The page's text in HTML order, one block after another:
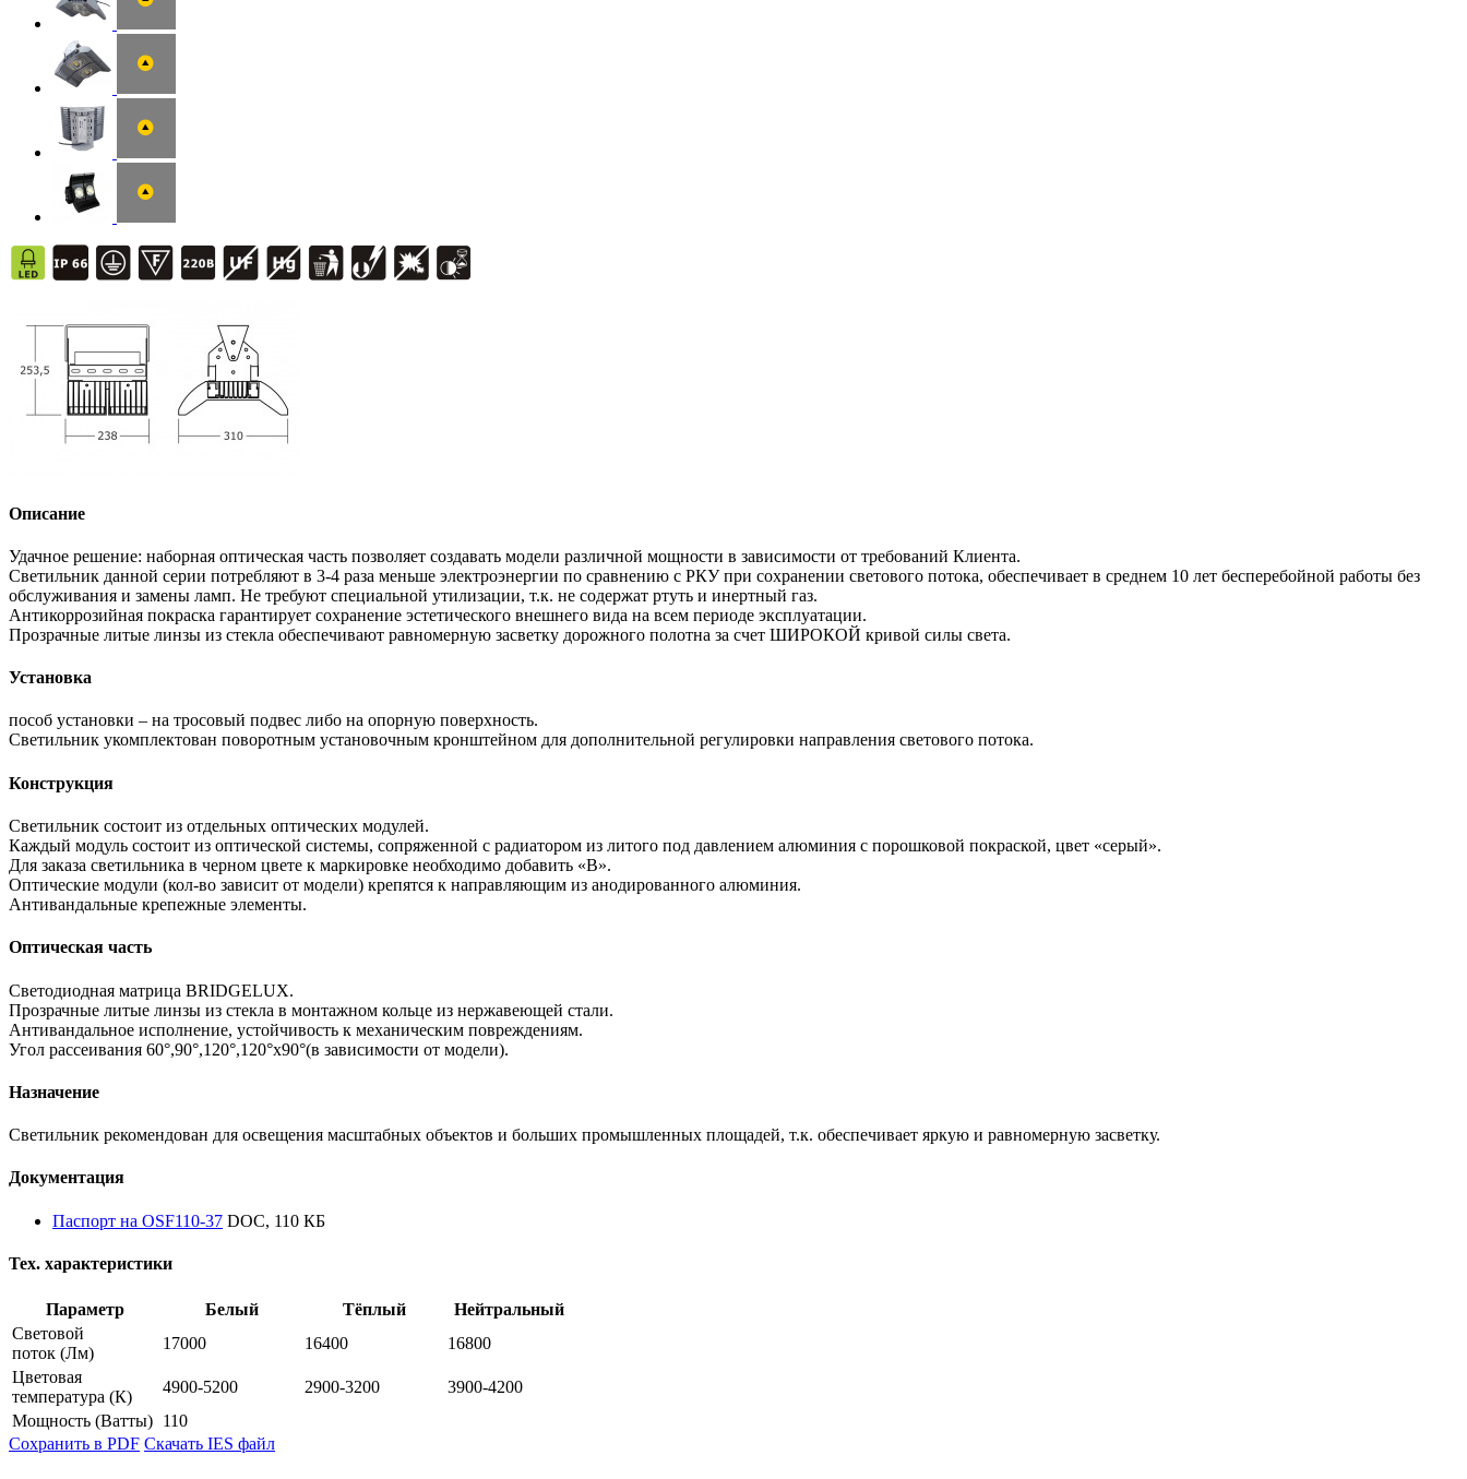
Описание
Удачное решение: наборная оптическая часть позволяет создавать модели различной мощности в зависимости от требований Клиента.
Светильник данной серии потребляют в 3-4 раза меньше электроэнергии по сравнению с РКУ при сохранении светового потока, обеспечивает в среднем 10 лет бесперебойной работы без
обслуживания и замены ламп. Не требуют специальной утилизации, т.к. не содержат ртуть и инертный газ.
Антикоррозийная покраска гарантирует сохранение эстетического внешнего вида на всем периоде эксплуатации.
Прозрачные литые линзы из стекла обеспечивают равномерную засветку дорожного полотна за счет ШИРОКОЙ кривой силы света.
Установка
пособ установки – на тросовый подвес либо на опорную поверхность.
Светильник укомплектован поворотным установочным кронштейном для дополнительной регулировки направления светового потока.
Конструкция
Светильник состоит из отдельных оптических модулей.
Каждый модуль состоит из оптической системы, сопряженной с радиатором из литого под давлением алюминия с порошковой покраской, цвет «серый».
Для заказа светильника в черном цвете к маркировке необходимо добавить «В».
Оптические модули (кол-во зависит от модели) крепятся к направляющим из анодированного алюминия.
Антивандальные крепежные элементы.
Оптическая часть
Светодиодная матрица BRIDGELUX.
Прозрачные литые линзы из стекла в монтажном кольце из нержавеющей стали.
Антивандальное исполнение, устойчивость к механическим повреждениям.
Угол рассеивания 60°,90°,120°,120°х90°(в зависимости от модели).
Назначение
Светильник рекомендован для освещения масштабных объектов и больших промышленных площадей, т.к. обеспечивает яркую и равномерную засветку.
Документация
Паспорт на OSF110-37 DOC, 110 КБ
Тех. характеристики
Параметр Белый Тёплый
Нейтральный
Световой
поток (Лм)
17000 16400
16800
Цветовая
температура (К)
4900-5200 2900-3200
3900-4200
Мощность (Ватты) 110
Сохранить в PDF Скачать IES файл